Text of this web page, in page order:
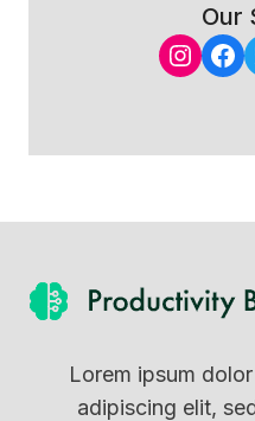
Our
Lorem ipsum
adipiscing elit,